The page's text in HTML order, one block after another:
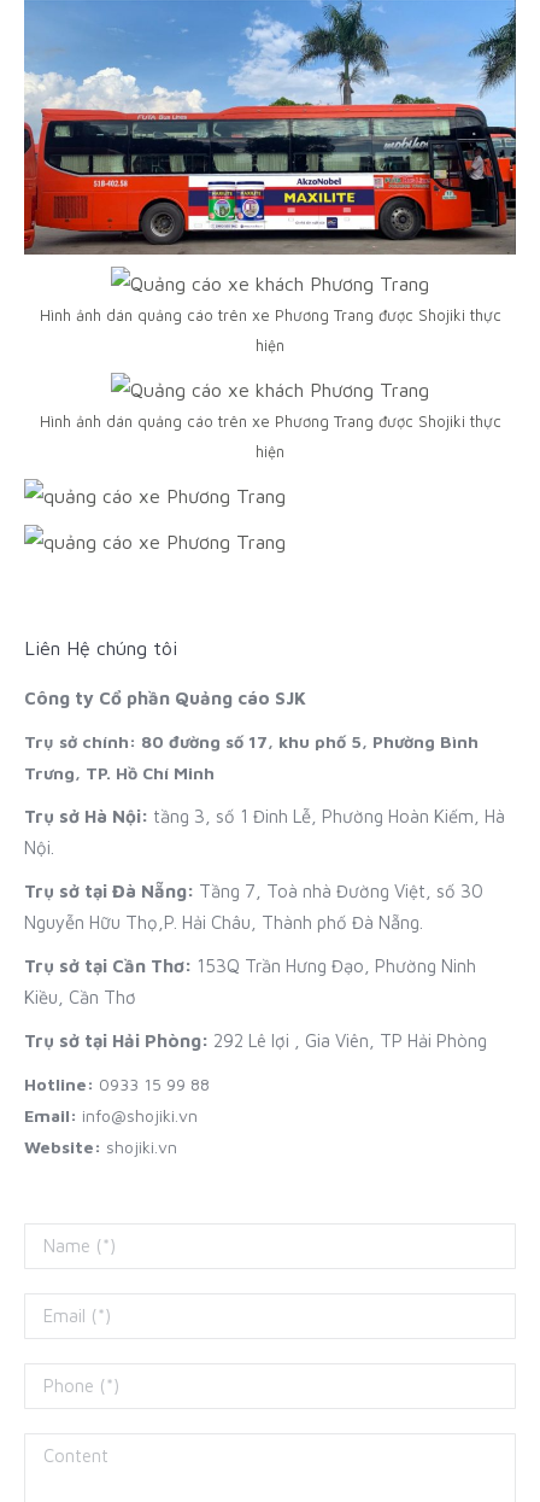
Hình ảnh dán quảng cáo trên xe Phương Trang được Shojiki thực
hiện
Hình ảnh dán quảng cáo trên xe Phương Trang được Shojiki thực
hiện
Liên Hệ chúng tôi
Công ty Cổ phần Quảng cáo SJK
Trụ sở chính: 80 đường số 17, khu phố 5, Phường Bình
Trưng, TP. Hồ Chí Minh
Trụ sở Hà Nội: tầng 3, số 1 Đinh Lễ, Phường Hoàn Kiếm, Hà
Nội.
Trụ sở tại Đà Nẵng: Tầng 7, Toà nhà Đường Việt, số 30
Nguyễn Hữu Thọ,P. Hải Châu, Thành phố Đà Nẵng.
Trụ sở tại Cần Thơ: 153Q Trần Hưng Đạo, Phường Ninh
Kiều, Cần Thơ
Trụ sở tại Hải Phòng: 292 Lê lợi , Gia Viên, TP Hải Phòng
Hotline: 0933 15 99 88
Email: info@shojiki.vn
Website: shojiki.vn